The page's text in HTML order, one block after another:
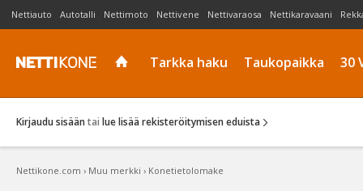
Nettiauto Autotalli Nettimoto Nettivene Nettivaraosa Nettikaravaani
Tarkka haku Taukopaikka 30
Kirjaudu sisään tai lue lisää rekisteröitymisen eduista
Nettikone.com › Muu merkki › Konetietolomake